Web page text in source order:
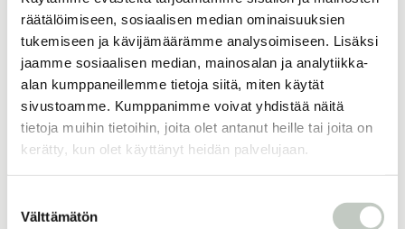
räätälöimiseen, sosiaalisen median ominaisuuksien
tukemiseen ja kävijämäärämme analysoimiseen. Lisäksi
jaamme sosiaalisen median, mainosalan ja analytiikka-
alan kumppaneillemme tietoja siitä, miten käytät
sivustoamme. Kumppanimme voivat yhdistää näitä
tietoja muihin tietoihin, joita olet antanut heille tai joita on
kerätty, kun olet käyttänyt heidän palvelujaan.
valinta
Välttämätön
Oletko jo jäsen?
Kirjaudu sisään